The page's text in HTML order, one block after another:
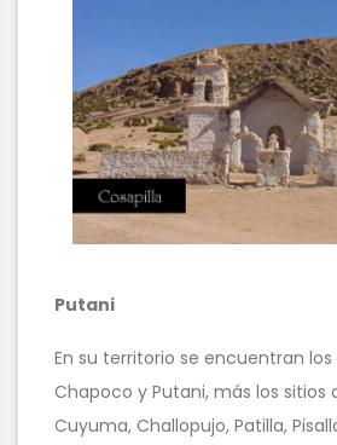
Putani
En su territorio se encuentran
Chapoco y Putani, más los sitios
Cuyuma, Challopujo, Patilla,